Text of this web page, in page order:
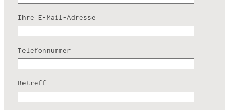
Ihre E-Mail-Adresse
Telefonnummer
Betreff